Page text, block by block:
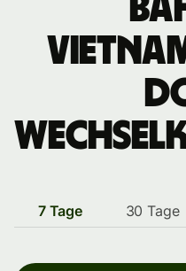
7 Tage 30 Tage